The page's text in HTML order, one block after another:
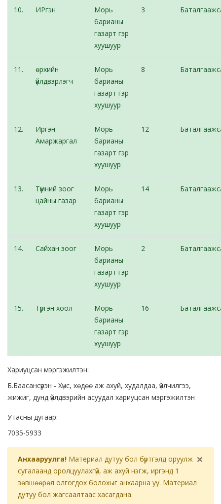
10. ИРгэн
Морь
барианы
газарт гэр
хуушуур
3
11.
өрхийн
үйлдвэрлэгч
Морь
барианы
газарт гэр
хуушуур
8
12.
Иргэн
Амаржаргал
Морь
барианы
газарт гэр
хуушуур
12
13.
Түмний зоог
цайны газар
Морь
барианы
газарт гэр
хуушуур
14
14. Сайхан зоог
Морь
барианы
газарт гэр
хуушуур
2
15. Түргэн хоол
Морь
барианы
газарт гэр
хуушуур
16
Хариуцсан мэргэжилтэн:
Б.Баасансүрэн - Хүнс, хөдөө аж ахуй, худалдаа, үйлчилгээ,
жижиг, дунд үйлдвэрийн асуудал хариуцсан мэргэжилтэн
Утасны дугаар:
7035-5933
×
Анхааруулга! Материал дутуу бол бүртгэлд оруулж
сугалаанд оролцуулахгүй, аж ахуй нэгж, иргэнд 1
зөвшөөрөл олгогдох болохыг анхаарна уу. Материал
дутуу бол жагсаалтаас хасагдана.